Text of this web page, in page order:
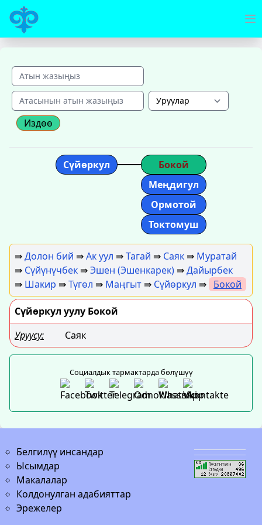
Издөө
Сүйөркул
Бокой
Меңдигул
Ормотой
Токтомуш
⇛Долон бий ⇛Ак уул ⇛Тагай ⇛ Саяк ⇛ Муратай
⇛ Сүйүнүчбек ⇛Эшен (Эшенкарек) ⇛Дайырбек
⇛ Шакир ⇛Түгөл ⇛ Маңгыт ⇛ Сүйөркул ⇛ Бокой
Сүйөркул уулу Бокой
Уруусу:
Саяк
Социалдык тармактарда бөлүшүү
Белгилүү инсандар
Ысымдар
Макалалар
Колдонулган адабияттар
Эрежелер